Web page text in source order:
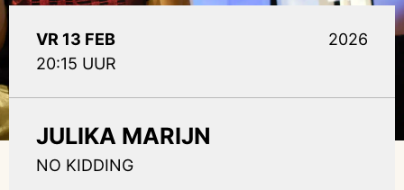
VR 13 FEB
20:15 UUR
2026
JULIKA MARIJN
NO KIDDING